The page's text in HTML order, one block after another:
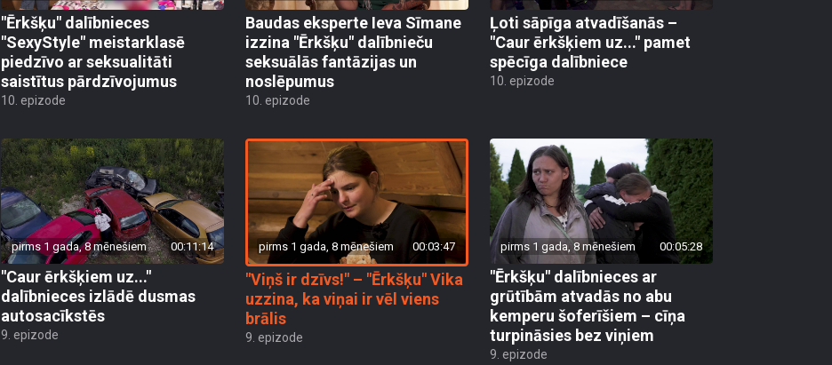
"Ērkšķu" dalībnieces
"SexyStyle" meistarklasē
piedzīvo ar seksualitāti
saistītus pārdzīvojumus
10. epizode
Baudas eksperte Ieva Sīmane
izzina "Ērkšķu" dalībnieču
seksuālās fantāzijas un
noslēpumus
10. epizode
Ļoti sāpīga atvadīšanās –
"Caur ērkšķiem uz..." pamet
spēcīga dalībniece
10. epizode
pirms 1 gada, 8 mēnešiem 00:11:14
"Caur ērkšķiem uz..."
dalībnieces izlādē dusmas
autosacīkstēs
9. epizode
pirms 1 gada, 8 mēnešiem 00:03:47
"Viņš ir dzīvs!" – "Ērkšķu" Vika
uzzina, ka viņai ir vēl viens
brālis
9. epizode
pirms 1 gada, 8 mēnešiem 00:05:28
"Ērkšķu" dalībnieces ar
grūtībām atvadās no abu
kemperu šoferīšiem – cīņa
turpināsies bez viņiem
9. epizode